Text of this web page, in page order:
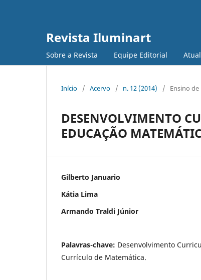
Revista Iluminart
Sobre a Revista Equipe Editorial Atual
Início / Acervo / n. 12 (2014) / Ensino
DESENVOLVIMENTO
EDUCAÇÃO
Gilberto Januario
Kátia Lima
Armando Traldi Júnior
Palavras-chave: Desenvolvimento
Currículo de Matemática.